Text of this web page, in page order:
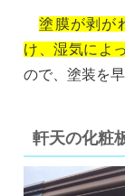
塗膜が剥が
け、湿気によ
ので、塗装を
軒天の化粧